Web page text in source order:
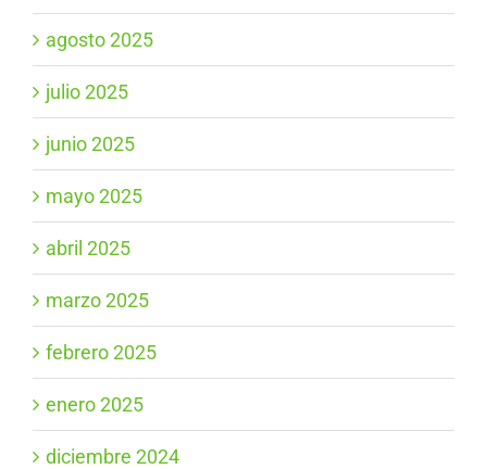
agosto 2025
julio 2025
junio 2025
mayo 2025
abril 2025
marzo 2025
febrero 2025
enero 2025
diciembre 2024